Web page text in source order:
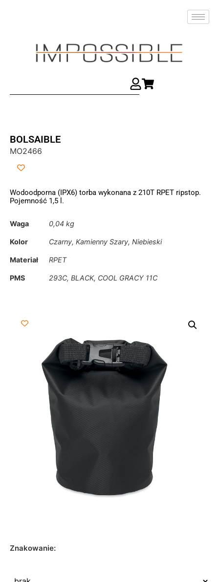
BOLSAIBLE
MO2466
Wodoodporna (IPX6) torba wykonana z 210T RPET ripstop.
Pojemność 1,5 l.
Waga 0,04 kg
Kolor Czarny, Kamienny Szary, Niebieski
Materiał RPET
PMS 293C, BLACK, COOL GRACY 11C
Znakowanie: